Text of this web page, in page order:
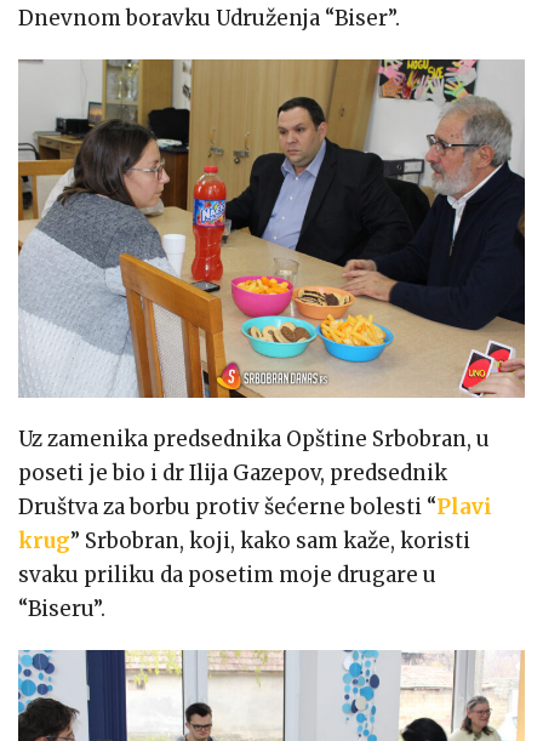
Dnevnom boravku Udruženja “Biser”.
Uz zamenika predsednika Opštine Srbobran, u
poseti je bio i dr Ilija Gazepov, predsednik
Društva za borbu protiv šećerne bolesti “Plavi
krug” Srbobran, koji, kako sam kaže, koristi
svaku priliku da posetim moje drugare u
“Biseru”.